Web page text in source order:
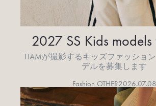
2027 SS Kids
TIAMが撮影するキッズファッショ
デルを募集します
Fashion OTHER2026.07.08